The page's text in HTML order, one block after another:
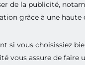
de la publicité,
grâce à une haute
si vous choisissiez
vous assure de
alerte et valorise